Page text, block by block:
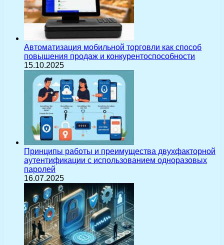
Автоматизация мобильной торговли как способ
повышения продаж и конкурентоспособности
15.10.2025
Принципы работы и преимущества двухфакторной
аутентификации с использованием одноразовых
паролей
16.07.2025